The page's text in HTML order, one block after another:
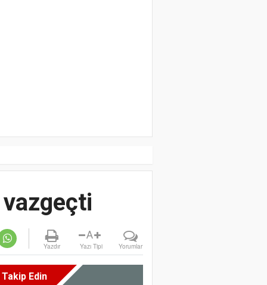
Yazdır
A
Yazı Tipi Yorumlar
Edin